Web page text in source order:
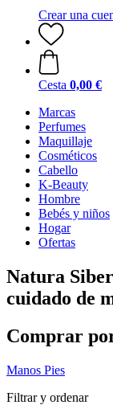
Crear una
Cesta 0,00 €
Marcas
Perfumes
Maquillaje
Cosméticos
Cabello
K-Beauty
Hombre
Bebés y niños
Hogar
Ofertas
Natura
cuidado de
Comprar
Manos Pies
Filtrar y ordenar